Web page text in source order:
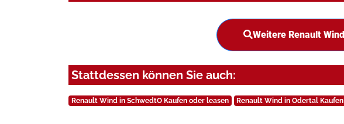
Weitere Renault
Stattdessen können Sie auch:
Renault Wind in SchwedtO Kaufen oder leasen Renault Wind in Odertal